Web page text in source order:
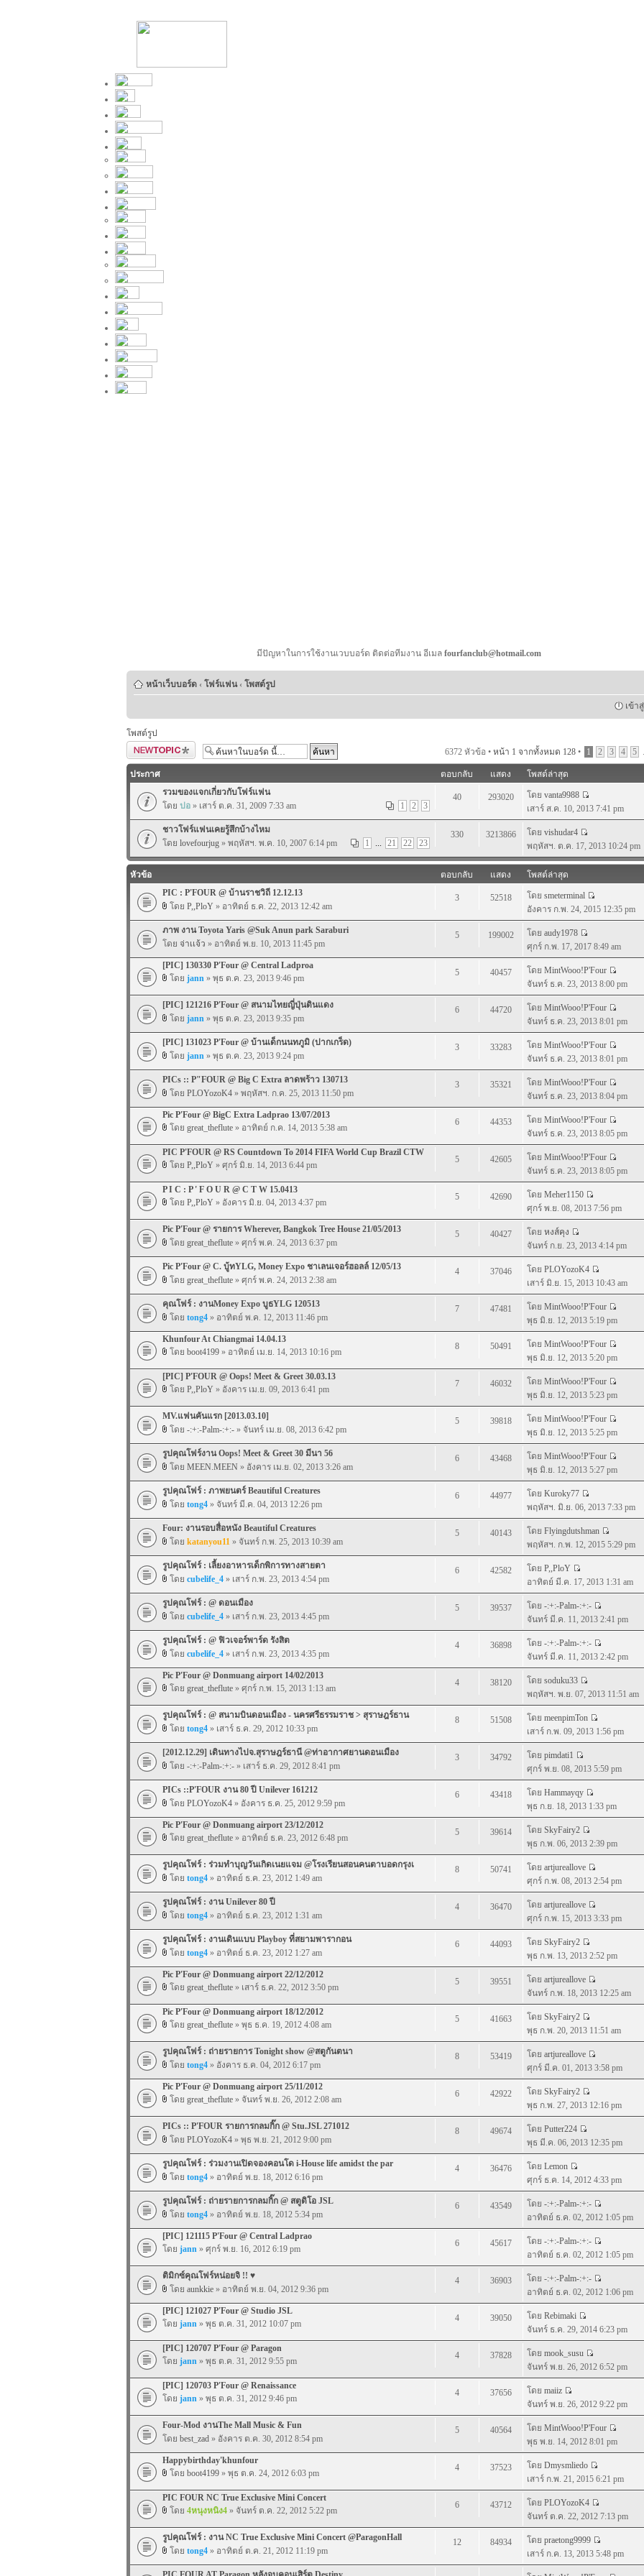
มีปัญหาในการใช้งานเวบบอร์ด ติดต่อทีมงาน อีเมล fourfanclub@hotmail.com
หน้าเว็บบอร์ด ‹ โฟร์แฟน ‹ โพสต์รูป
เข้า
โพสต์รูป
ตั้งกระทู้ใหม่
6372 หัวข้อ • หน้า 1 จากทั้งหมด 128 • 1 2 3 4 5
ประกาศ ตอบกลับ แสดง
โพสต์ล่าสุด
รวมของแจกเกี่ยวกับโฟร์แฟน
1
2 3
โดย ปอ » เสาร์ ต.ค. 31, 2009 7:33 am
40 293020 โดย vanta9988
เสาร์ ส.ค. 10, 2013 7:41 pm
ชาวโฟร์แฟนเคยรู้สึกบ้างไหม
1
... 21 22 23
โดย lovefourjug » พฤหัสฯ. พ.ค. 10, 2007 6:14 pm
330 3213866 โดย vishudar4
พฤหัสฯ. ต.ค. 17, 2013 10:24 pm
หัวข้อ ตอบกลับ แสดง
โพสต์ล่าสุด
PIC : P'FOUR @ บ้านราชวิถี 12.12.13
โดย P,,PloY » อาทิตย์ ธ.ค. 22, 2013 12:42 am
3 52518 โดย smeterminal
อังคาร ก.พ. 24, 2015 12:35 pm
ภาพ งาน Toyota Yaris @Suk Anun park Saraburi
โดย จ่าเเจ้ว » อาทิตย์ พ.ย. 10, 2013 11:45 pm
5 199002 โดย audy1978
ศุกร์ ก.พ. 17, 2017 8:49 am
[PIC] 130330 P'Four @ Central Ladproa
โดย jann » พุธ ต.ค. 23, 2013 9:46 pm
5 40457 โดย MintWooo!P'Four
จันทร์ ธ.ค. 23, 2013 8:00 pm
[PIC] 121216 P'Four @ สนามไทยญี่ปุ่นดินแดง
โดย jann » พุธ ต.ค. 23, 2013 9:35 pm
6 44720 โดย MintWooo!P'Four
จันทร์ ธ.ค. 23, 2013 8:01 pm
[PIC] 131023 P'Four @ บ้านเด็กนนทภูมิ (ปากเกร็ด)
โดย jann » พุธ ต.ค. 23, 2013 9:24 pm
3 33283 โดย MintWooo!P'Four
จันทร์ ธ.ค. 23, 2013 8:01 pm
PICs :: P"FOUR @ Big C Extra ลาดพร้าว 130713
โดย PLOYozoK4 » พฤหัสฯ. ก.ค. 25, 2013 11:50 pm
3 35321 โดย MintWooo!P'Four
จันทร์ ธ.ค. 23, 2013 8:04 pm
Pic P'Four @ BigC Extra Ladprao 13/07/2013
โดย great_theflute » อาทิตย์ ก.ค. 14, 2013 5:38 am
6 44353 โดย MintWooo!P'Four
จันทร์ ธ.ค. 23, 2013 8:05 pm
PIC P'FOUR @ RS Countdown To 2014 FIFA World Cup Brazil CTW
โดย P,,PloY » ศุกร์ มิ.ย. 14, 2013 6:44 pm
5 42605 โดย MintWooo!P'Four
จันทร์ ธ.ค. 23, 2013 8:05 pm
P I C : P ' F O U R @ C T W 15.0413
โดย P,,PloY » อังคาร มิ.ย. 04, 2013 4:37 pm
5 42690 โดย Meher1150
ศุกร์ พ.ย. 08, 2013 7:56 pm
Pic P'Four @ รายการ Wherever, Bangkok Tree House 21/05/2013
โดย great_theflute » ศุกร์ พ.ค. 24, 2013 6:37 pm
5 40427 โดย หงส์คุง
จันทร์ ก.ย. 23, 2013 4:14 pm
Pic P'Four @ C. บู้ทYLG, Money Expo ชาเลนเจอร์ฮอลล์ 12/05/13
โดย great_theflute » ศุกร์ พ.ค. 24, 2013 2:38 am
4 37046 โดย PLOYozoK4
เสาร์ มิ.ย. 15, 2013 10:43 am
คุณโฟร์ : งานMoney Expo บูธYLG 120513
โดย tong4 » อาทิตย์ พ.ค. 12, 2013 11:46 pm
7 47481 โดย MintWooo!P'Four
พุธ มิ.ย. 12, 2013 5:19 pm
Khunfour At Chiangmai 14.04.13
โดย boot4199 » อาทิตย์ เม.ย. 14, 2013 10:16 pm
8 50491 โดย MintWooo!P'Four
พุธ มิ.ย. 12, 2013 5:20 pm
[PIC] P'FOUR @ Oops! Meet & Greet 30.03.13
โดย P,,PloY » อังคาร เม.ย. 09, 2013 6:41 pm
7 46032 โดย MintWooo!P'Four
พุธ มิ.ย. 12, 2013 5:23 pm
MV.แฟนคันแรก [2013.03.10]
โดย -:+:-Palm-:+:- » จันทร์ เม.ย. 08, 2013 6:42 pm
5 39818 โดย MintWooo!P'Four
พุธ มิ.ย. 12, 2013 5:25 pm
รูปคุณโฟร์งาน Oops! Meet & Greet 30 มีนา 56
โดย MEEN.MEEN » อังคาร เม.ย. 02, 2013 3:26 am
6 43468 โดย MintWooo!P'Four
พุธ มิ.ย. 12, 2013 5:27 pm
รูปคุณโฟร์ : ภาพยนตร์ Beautiful Creatures
โดย tong4 » จันทร์ มี.ค. 04, 2013 12:26 pm
6 44977 โดย Kuroky77
พฤหัสฯ. มิ.ย. 06, 2013 7:33 pm
Four: งานรอบสื่อหนัง Beautiful Creatures
โดย katanyou11 » จันทร์ ก.พ. 25, 2013 10:39 am
5 40143 โดย Flyingdutshman
พฤหัสฯ. ก.พ. 12, 2015 5:29 pm
รูปคุณโฟร์ : เลี้ยงอาหารเด็กพิการทางสายตา
โดย cubelife_4 » เสาร์ ก.พ. 23, 2013 4:54 pm
6 42582 โดย P,,PloY
อาทิตย์ มี.ค. 17, 2013 1:31 am
รูปคุณโฟร์ : @ ดอนเมือง
โดย cubelife_4 » เสาร์ ก.พ. 23, 2013 4:45 pm
5 39537 โดย -:+:-Palm-:+:-
จันทร์ มี.ค. 11, 2013 2:41 pm
รูปคุณโฟร์ : @ ฟิวเจอร์พาร์ด รังสิต
โดย cubelife_4 » เสาร์ ก.พ. 23, 2013 4:35 pm
4 36898 โดย -:+:-Palm-:+:-
จันทร์ มี.ค. 11, 2013 2:42 pm
Pic P'Four @ Donmuang airport 14/02/2013
โดย great_theflute » ศุกร์ ก.พ. 15, 2013 1:13 am
4 38120 โดย soduku33
พฤหัสฯ. พ.ย. 07, 2013 11:51 am
รูปคุณโฟร์ : @ สนามบินดอนเมือง - นครศรีธรรมราช > สุราษฎร์ธาน
โดย tong4 » เสาร์ ธ.ค. 29, 2012 10:33 pm
8 51508 โดย meenpimTon
เสาร์ ก.พ. 09, 2013 1:56 pm
[2012.12.29] เดินทางไปจ.สุราษฎร์ธานี @ท่าอากาศยานดอนเมือง
โดย -:+:-Palm-:+:- » เสาร์ ธ.ค. 29, 2012 8:41 pm
3 34792 โดย pimdati1
ศุกร์ พ.ย. 08, 2013 5:59 pm
PICs ::P'FOUR งาน 80 ปี Unilever 161212
โดย PLOYozoK4 » อังคาร ธ.ค. 25, 2012 9:59 pm
6 43418 โดย Hammayqy
พุธ ก.ย. 18, 2013 1:33 pm
Pic P'Four @ Donmuang airport 23/12/2012
โดย great_theflute » อาทิตย์ ธ.ค. 23, 2012 6:48 pm
5 39614 โดย SkyFairy2
พุธ ก.พ. 06, 2013 2:39 pm
รูปคุณโฟร์ : ร่วมทำบุญวันเกิดเนยแจม @โรงเรียนสอนคนตาบอดกรุงเ
โดย tong4 » อาทิตย์ ธ.ค. 23, 2012 1:49 am
8 50741 โดย artjureallove
ศุกร์ ก.พ. 08, 2013 2:54 pm
รูปคุณโฟร์ : งาน Unilever 80 ปี
โดย tong4 » อาทิตย์ ธ.ค. 23, 2012 1:31 am
4 36470 โดย artjureallove
ศุกร์ ก.พ. 15, 2013 3:33 pm
รูปคุณโฟร์ : งานเดินแบบ Playboy ที่สยามพารากอน
โดย tong4 » อาทิตย์ ธ.ค. 23, 2012 1:27 am
6 44093 โดย SkyFairy2
พุธ ก.พ. 13, 2013 2:52 pm
Pic P'Four @ Donmuang airport 22/12/2012
โดย great_theflute » เสาร์ ธ.ค. 22, 2012 3:50 pm
5 39551 โดย artjureallove
จันทร์ ก.พ. 18, 2013 12:25 am
Pic P'Four @ Donmuang airport 18/12/2012
โดย great_theflute » พุธ ธ.ค. 19, 2012 4:08 am
5 41663 โดย SkyFairy2
พุธ ก.พ. 20, 2013 11:51 am
รูปคุณโฟร์ : ถ่ายรายการ Tonight show @สตูกันตนา
โดย tong4 » อังคาร ธ.ค. 04, 2012 6:17 pm
8 53419 โดย artjureallove
ศุกร์ มี.ค. 01, 2013 3:58 pm
Pic P'Four @ Donmuang airport 25/11/2012
โดย great_theflute » จันทร์ พ.ย. 26, 2012 2:08 am
6 42922 โดย SkyFairy2
พุธ ก.พ. 27, 2013 12:16 pm
PICs :: P'FOUR รายการกลมกิ๊ก @ Stu.JSL 271012
โดย PLOYozoK4 » พุธ พ.ย. 21, 2012 9:00 pm
8 49674 โดย Putter224
พุธ มี.ค. 06, 2013 12:35 pm
รูปคุณโฟร์ : ร่วมงานเปิดจองคอนโด i-House life amidst the par
โดย tong4 » อาทิตย์ พ.ย. 18, 2012 6:16 pm
4 36476 โดย Lemon
ศุกร์ ธ.ค. 14, 2012 4:33 pm
รูปคุณโฟร์ : ถ่ายรายการกลมกิ๊ก @ สตูดิโอ JSL
โดย tong4 » อาทิตย์ พ.ย. 18, 2012 5:34 pm
6 43549 โดย -:+:-Palm-:+:-
อาทิตย์ ธ.ค. 02, 2012 1:05 pm
[PIC] 121115 P'Four @ Central Ladprao
โดย jann » ศุกร์ พ.ย. 16, 2012 6:19 pm
6 45617 โดย -:+:-Palm-:+:-
อาทิตย์ ธ.ค. 02, 2012 1:05 pm
ติมิกซ์คุณโฟร์หน่อยจิ !! ♥
โดย aunkkie » อาทิตย์ พ.ย. 04, 2012 9:36 pm
4 36903 โดย -:+:-Palm-:+:-
อาทิตย์ ธ.ค. 02, 2012 1:06 pm
[PIC] 121027 P'Four @ Studio JSL
โดย jann » พุธ ต.ค. 31, 2012 10:07 pm
4 39050 โดย Rebimaki
จันทร์ ธ.ค. 29, 2014 6:23 pm
[PIC] 120707 P'Four @ Paragon
โดย jann » พุธ ต.ค. 31, 2012 9:55 pm
4 37828 โดย mook_susu
จันทร์ พ.ย. 26, 2012 6:52 pm
[PIC] 120703 P'Four @ Renaissance
โดย jann » พุธ ต.ค. 31, 2012 9:46 pm
4 37656 โดย maiiz
จันทร์ พ.ย. 26, 2012 9:22 pm
Four-Mod งานThe Mall Music & Fun
โดย best_zad » อังคาร ต.ค. 30, 2012 8:54 pm
5 40564 โดย MintWooo!P'Four
พุธ พ.ย. 14, 2012 8:01 pm
Happybirthday'khunfour
โดย boot4199 » พุธ ต.ค. 24, 2012 6:03 pm
4 37523 โดย Dmysmliedo
เสาร์ ก.พ. 21, 2015 6:21 pm
PIC FOUR NC True Exclusive Mini Concert
โดย 4หนุงหนิง4 » จันทร์ ต.ค. 22, 2012 5:22 pm
6 43712 โดย PLOYozoK4
จันทร์ ต.ค. 22, 2012 7:13 pm
รูปคุณโฟร์ : งาน NC True Exclusive Mini Concert @ParagonHall
โดย tong4 » อาทิตย์ ต.ค. 21, 2012 11:19 pm
12 84934 โดย praetong9999
เสาร์ ก.ค. 13, 2013 5:48 pm